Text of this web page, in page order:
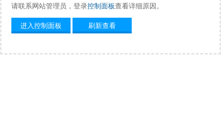
请联系网站管理员，登录控制面板查看详细原因。
进入控制面板
刷新查看